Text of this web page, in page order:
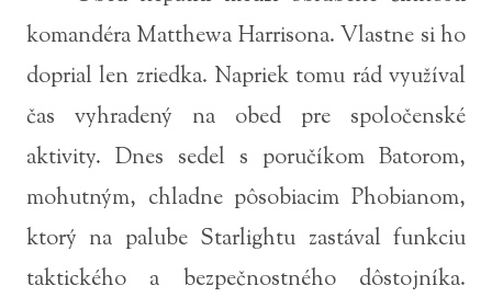
komandéra Matthewa Harrisona. Vlastne si ho
doprial len zriedka. Napriek tomu rád využíval
čas vyhradený na obed pre spoločenské
aktivity. Dnes sedel s poručíkom Batorom,
mohutným, chladne pôsobiacim Phobianom,
ktorý na palube Starlightu zastával funkciu
taktického a bezpečnostného dôstojníka.